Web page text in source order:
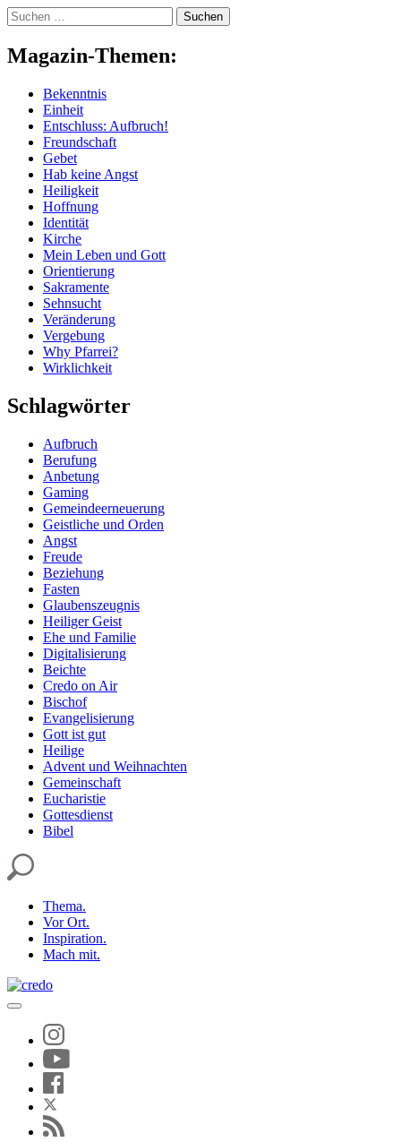
Skip
to
content
Suchen
nach:
Magazin-Themen:
Bekenntnis
Einheit
Entschluss: Aufbruch!
Freundschaft
Gebet
Hab keine Angst
Heiligkeit
Hoffnung
Identität
Kirche
Mein Leben und Gott
Orientierung
Sakramente
Sehnsucht
Veränderung
Vergebung
Why Pfarrei?
Wirklichkeit
Schlagwörter
Aufbruch
Berufung
Anbetung
Gaming
Gemeindeerneuerung
Geistliche und Orden
Angst
Freude
Beziehung
Fasten
Glaubenszeugnis
Heiliger Geist
Ehe und Familie
Digitalisierung
Beichte
Credo on Air
Bischof
Evangelisierung
Gott ist gut
Heilige
Advent und Weihnachten
Gemeinschaft
Eucharistie
Gottesdienst
Bibel
Thema.
Vor Ort.
Inspiration.
Mach mit.